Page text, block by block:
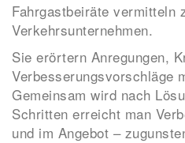
Fahrgastbeiräte vermitteln
Verkehrsunternehmen.
Sie erörtern Anregungen,
Verbesserungsvorschläge
Gemeinsam wird nach
Schritten erreicht man
und im Angebot –